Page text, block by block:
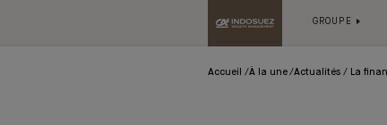
GROUPE
Accueil À la une Actualités La